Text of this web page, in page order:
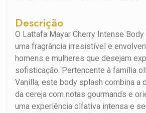
Descrição
O Lattafa Mayar Cherry Intense
uma fragrância irresistível e
homens e mulheres que desejam
sofisticação. Pertencente à família
Vanilla, este body splash combina a
da cereja com notas gourmands e
uma experiência olfativa intensa e